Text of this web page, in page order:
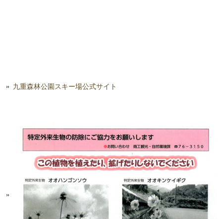
九重森林公園スキー場公式サイト